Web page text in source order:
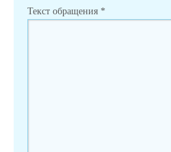
Текст обращения *